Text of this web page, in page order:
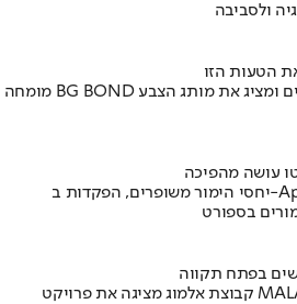
ולסביבה
הטעות הזו
בספורט
בפתח תקווה
קבוצת אלמוג מציגה את פרויקט MALA: מגדלי הפרימיום האחרונים